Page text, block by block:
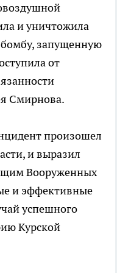
и уничтожила
запущенную
от
Смирнова.
произошел
и выразил
Вооруженных
и эффективные
успешного
Курской